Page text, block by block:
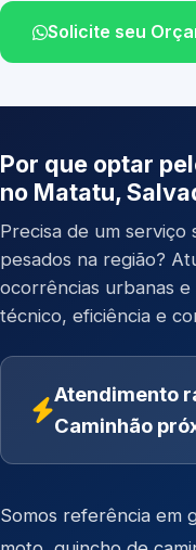
Solicite seu
Por que optar
no Matatu,
Precisa de um
pesados na região?
ocorrências urbanas
técnico, eficiência e
Atendimento
Caminhão
Somos referência em